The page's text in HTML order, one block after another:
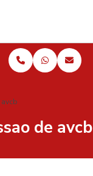
de avcb